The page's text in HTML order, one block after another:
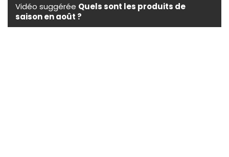
Vidéo suggérée Quels sont les produits de
saison en août ?